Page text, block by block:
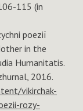
115 (in
poeziї
in the
Humanitatis.
2016.
vikirchak-
rozy-